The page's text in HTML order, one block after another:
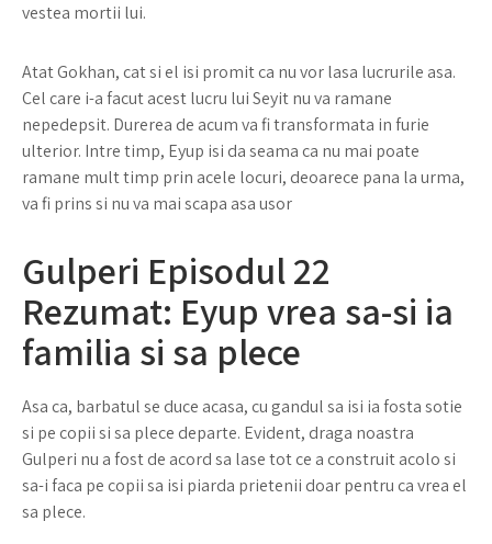
vestea mortii lui.
Atat Gokhan, cat si el isi promit ca nu vor lasa lucrurile asa.
Cel care i-a facut acest lucru lui Seyit nu va ramane
nepedepsit. Durerea de acum va fi transformata in furie
ulterior. Intre timp, Eyup isi da seama ca nu mai poate
ramane mult timp prin acele locuri, deoarece pana la urma,
va fi prins si nu va mai scapa asa usor
Gulperi Episodul 22
Rezumat: Eyup vrea sa-si ia
familia si sa plece
Asa ca, barbatul se duce acasa, cu gandul sa isi ia fosta sotie
si pe copii si sa plece departe. Evident, draga noastra
Gulperi nu a fost de acord sa lase tot ce a construit acolo si
sa-i faca pe copii sa isi piarda prietenii doar pentru ca vrea el
sa plece.